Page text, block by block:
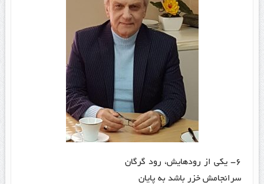
۶- یکی از رودهایش، رود گرگان
سرانجامش خزر باشد به پایان